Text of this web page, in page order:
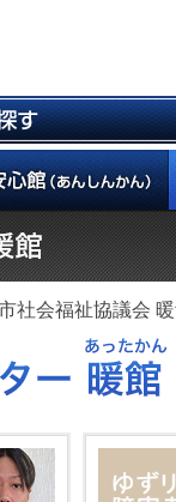
社会福祉協議会